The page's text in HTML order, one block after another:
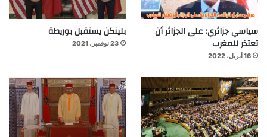
سياسي جزائري: على الجزائر أن
تعتذر للمغرب
16 أبريل، 2022
بلينكن يستقبل بوريطة
23 نوفمبر، 2021